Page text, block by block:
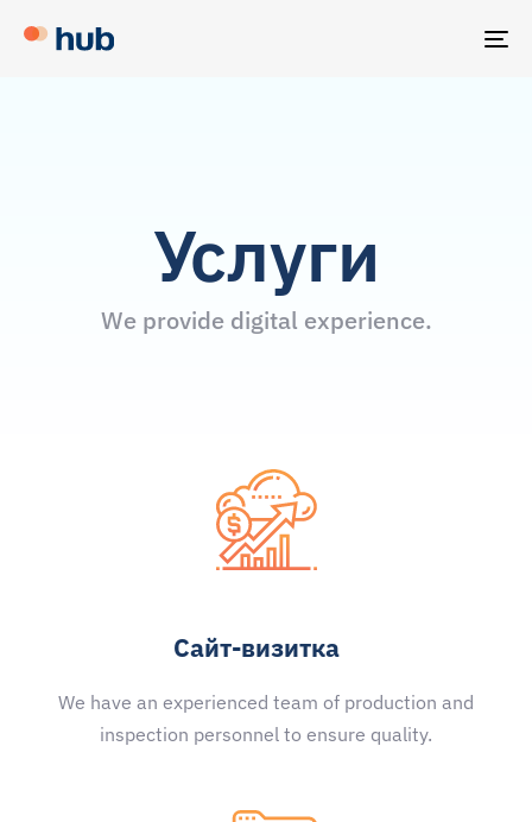
Услуги
We provide digital experience.
Сайт-визитка
We have an experienced team of production and
inspection personnel to ensure quality.